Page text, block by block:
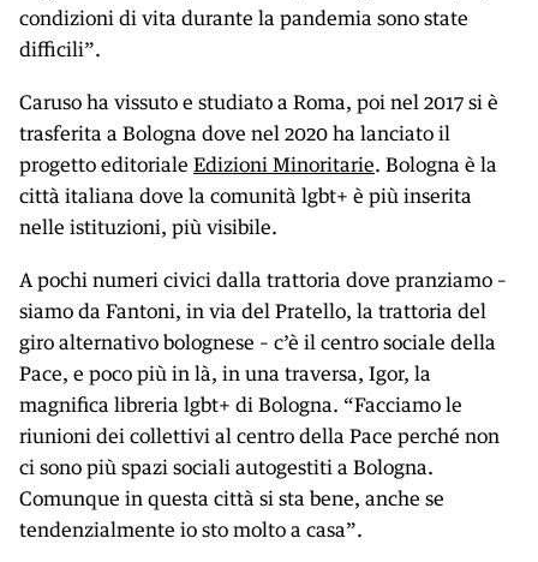
condizioni di vita durante la pandemia sono state
difficili”.
Caruso ha vissuto e studiato a Roma, poi nel 2017 si è
trasferita a Bologna dove nel 2020 ha lanciato il
progetto editoriale Edizioni Minoritarie. Bologna è la
città italiana dove la comunità lgbt+ è più inserita
nelle istituzioni, più visibile.
A pochi numeri civici dalla trattoria dove pranziamo –
siamo da Fantoni, in via del Pratello, la trattoria del
giro alternativo bolognese – c’è il centro sociale della
Pace, e poco più in là, in una traversa, Igor, la
magnifica libreria lgbt+ di Bologna. “Facciamo le
riunioni dei collettivi al centro della Pace perché non
ci sono più spazi sociali autogestiti a Bologna.
Comunque in questa città si sta bene, anche se
tendenzialmente io sto molto a casa”.